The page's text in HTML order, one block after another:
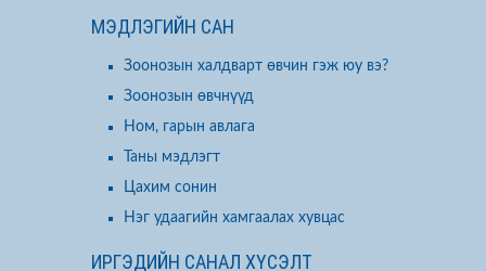
МЭДЛЭГИЙН САН
Зоонозын халдварт өвчин гэж юу вэ?
Зоонозын өвчнүүд
Ном, гарын авлага
Таны мэдлэгт
Цахим сонин
Нэг удаагийн хамгаалах хувцас
ИРГЭДИЙН САНАЛ ХҮСЭЛТ